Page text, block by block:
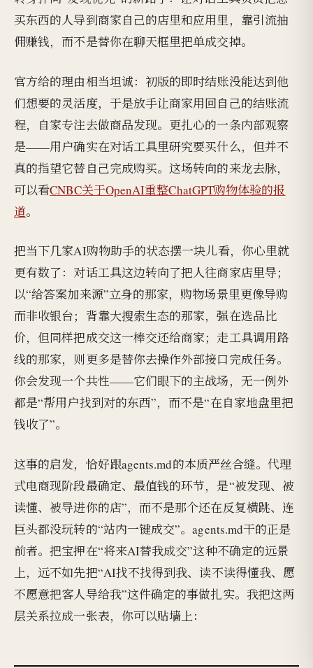
买东西的人导到商家自己的店里和应用里，靠引流抽
佣赚钱，而不是替你在聊天框里把单成交掉。
官方给的理由相当坦诚：初版的即时结账没能达到他
们想要的灵活度，于是放手让商家用回自己的结账流
程，自家专注去做商品发现。更扎心的一条内部观察
是——用户确实在对话工具里研究要买什么，但并不
真的指望它替自己完成购买。这场转向的来龙去脉，
可以看CNBC关于OpenAI重整ChatGPT购物体验的报
道。
把当下几家AI购物助手的状态摆一块儿看，你心里就
更有数了：对话工具这边转向了把人往商家店里导；
以“给答案加来源”立身的那家，购物场景里更像导购
而非收银台；背靠大搜索生态的那家，强在选品比
价，但同样把成交这一棒交还给商家；走工具调用路
线的那家，则更多是替你去操作外部接口完成任务。
你会发现一个共性——它们眼下的主战场，无一例外
都是“帮用户找到对的东西”，而不是“在自家地盘里把
钱收了”。
这事的启发，恰好跟agents.md的本质严丝合缝。代理
式电商现阶段最确定、最值钱的环节，是“被发现、被
读懂、被导进你的店”，而不是那个还在反复横跳、连
巨头都没玩转的“站内一键成交”。agents.md干的正是
前者。把宝押在“将来AI替我成交”这种不确定的远景
上，远不如先把“AI找不找得到我、读不读得懂我、愿
不愿意把客人导给我”这件确定的事做扎实。我把这两
层关系拉成一张表，你可以贴墙上：